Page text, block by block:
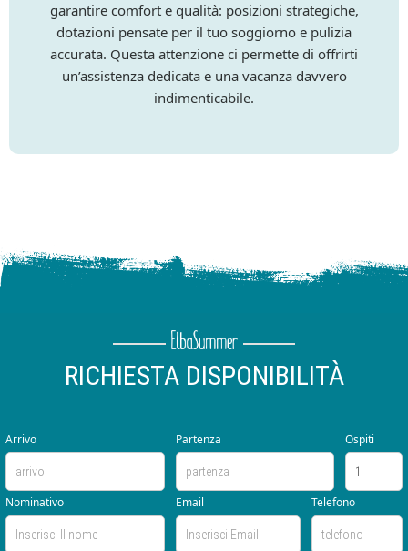
garantire comfort e qualità: posizioni strategiche,
dotazioni pensate per il tuo soggiorno e pulizia
accurata. Questa attenzione ci permette di offrirti
un’assistenza dedicata e una vacanza davvero
indimenticabile.
RICHIESTA DISPONIBILITÀ
Arrivo Partenza Ospiti
Nominativo Email Telefono